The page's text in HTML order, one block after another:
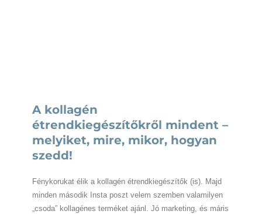
A kollagén
étrendkiegészítőkről mindent –
melyiket, mire, mikor, hogyan
szedd!
Fénykorukat élik a kollagén étrendkiegészítők (is). Majd
minden második Insta poszt velem szemben valamilyen
„csoda” kollagénes terméket ajánl. Jó marketing, és máris